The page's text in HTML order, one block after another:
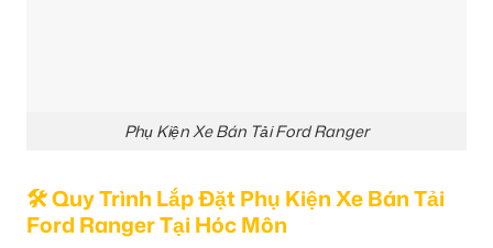
Phụ Kiện Xe Bán Tải Ford Ranger
🛠 Quy Trình Lắp Đặt Phụ Kiện Xe Bán Tải
Ford Ranger Tại Hóc Môn